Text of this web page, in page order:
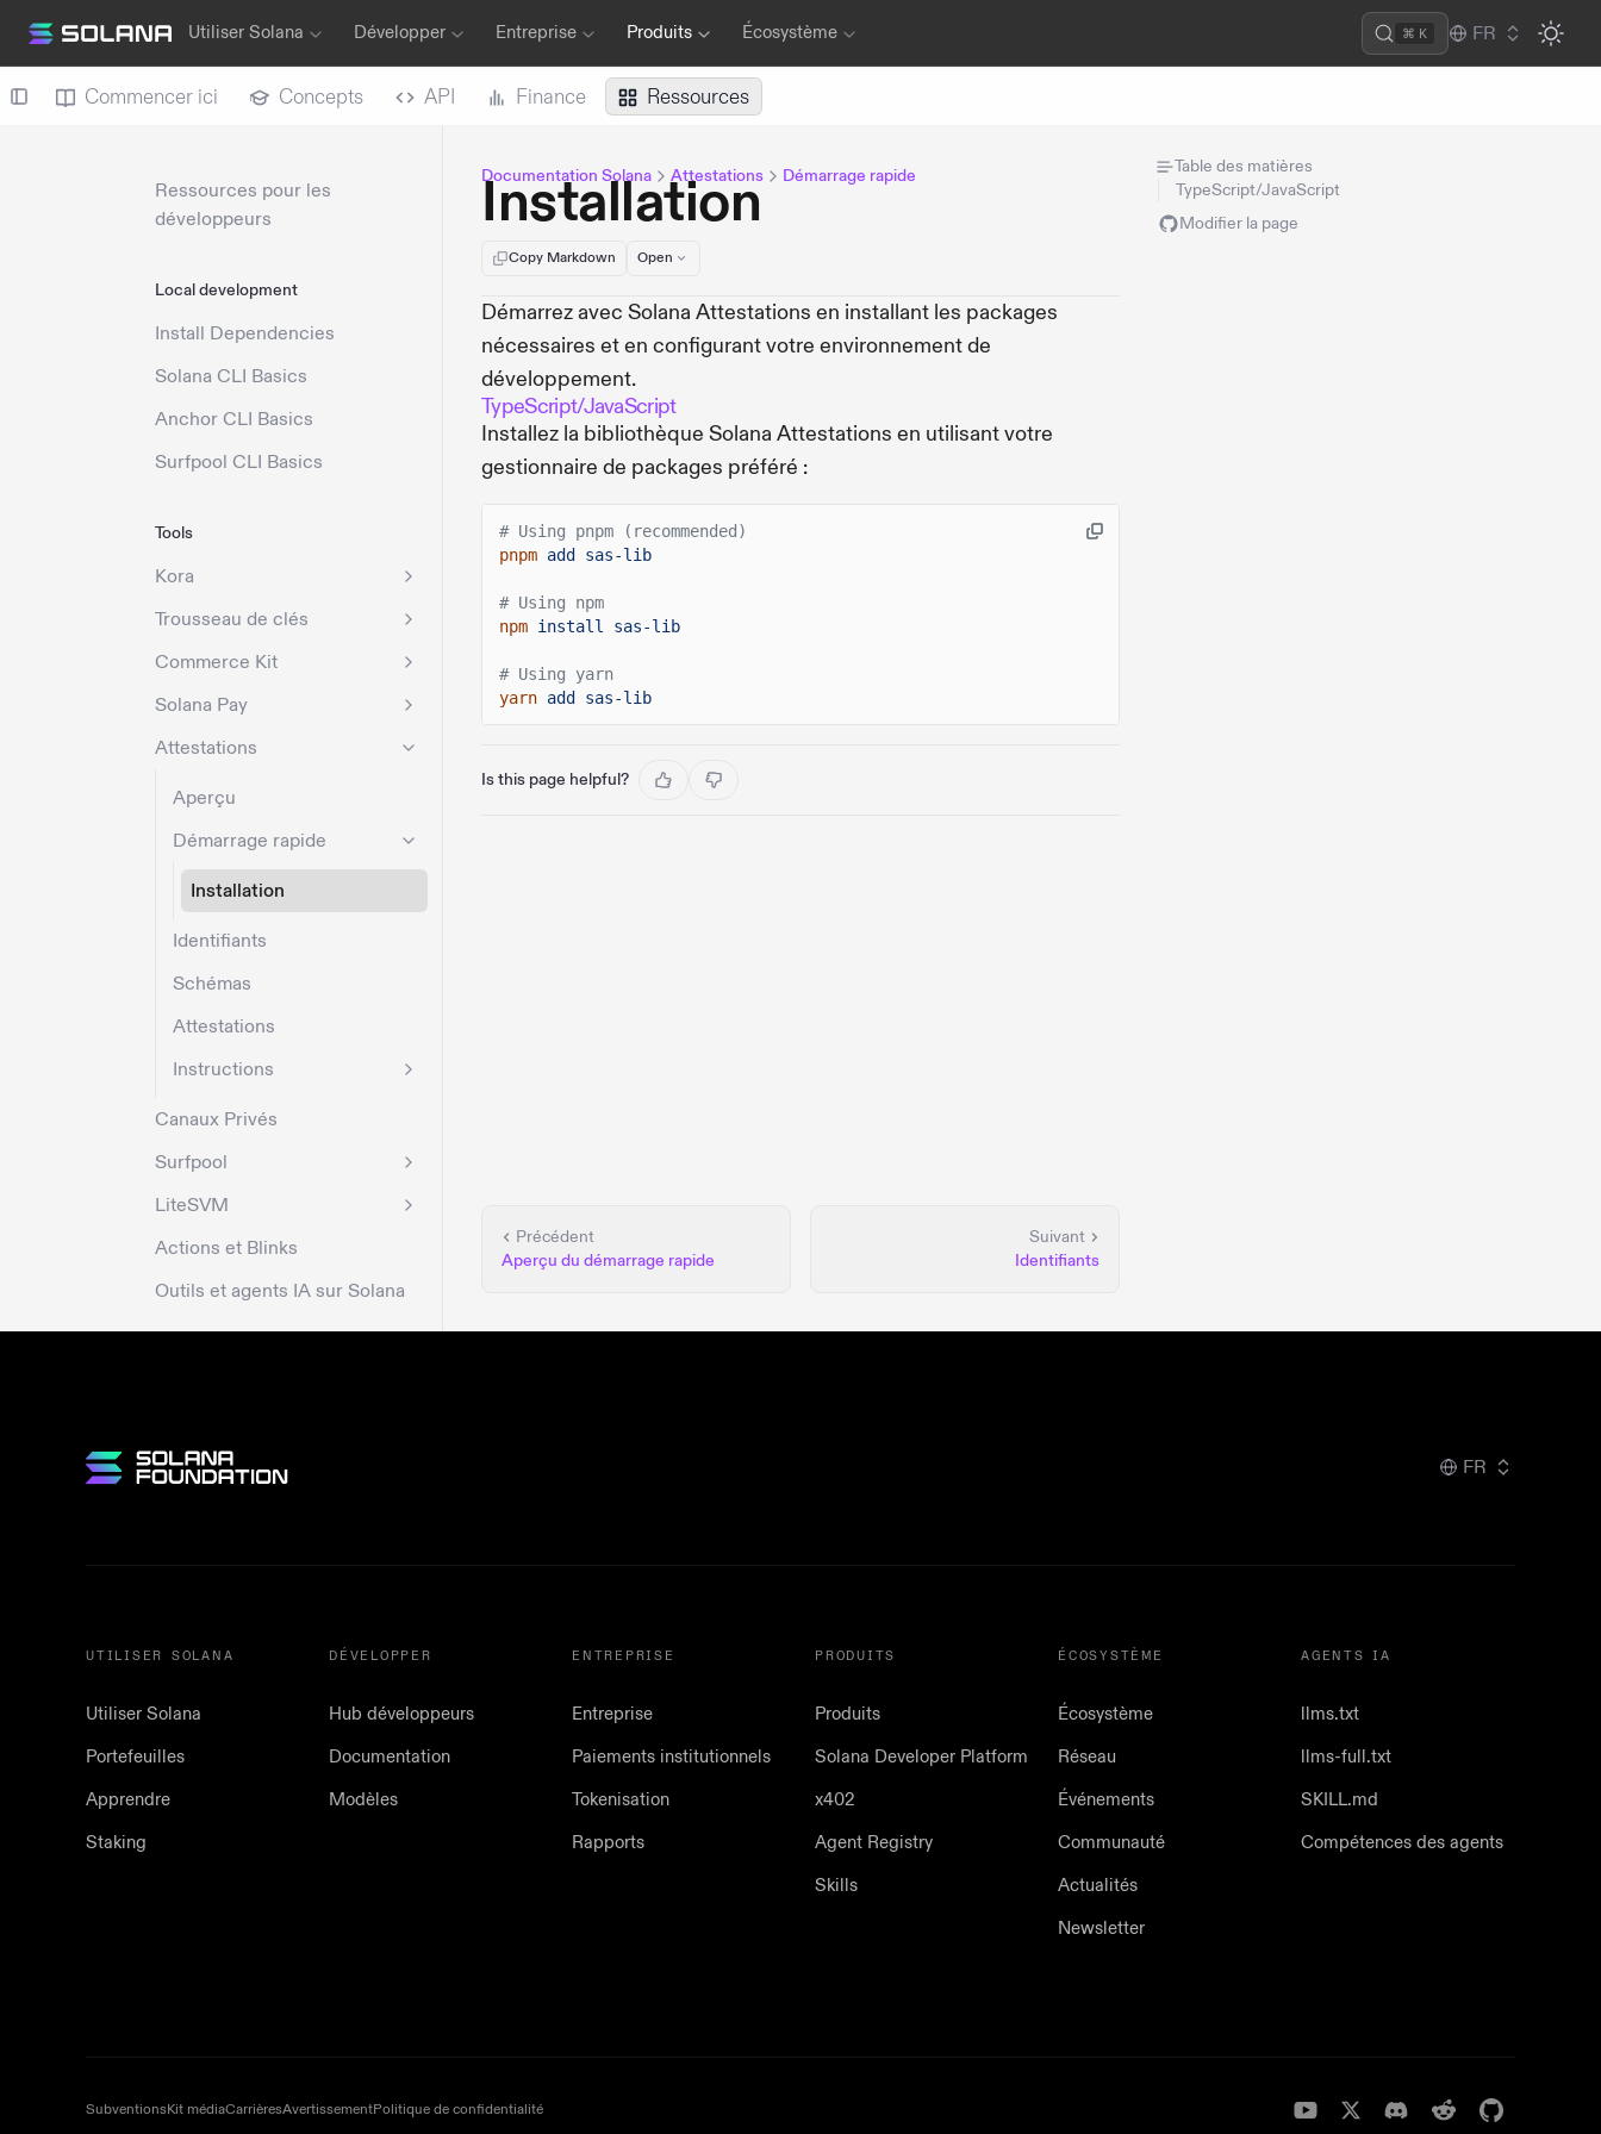
Utiliser Solana Développer Entreprise Produits Écosystème ⌘ K FR
Commencer ici Concepts API Finance Ressources
Ressources pour les
développeurs
Local development
Install Dependencies
Solana CLI Basics
Anchor CLI Basics
Surfpool CLI Basics
Tools
Kora
Trousseau de clés
Commerce Kit
Solana Pay
Attestations
Aperçu
Démarrage rapide
Installation
Identifiants
Schémas
Attestations
Instructions
Canaux Privés
Surfpool
LiteSVM
Actions et Blinks
Outils et agents IA sur Solana
Documentation Solana Attestations Démarrage rapide
Installation
Copy Markdown Open
Démarrez avec Solana Attestations en installant les packages
nécessaires et en configurant votre environnement de
développement.
TypeScript/JavaScript
Installez la bibliothèque Solana Attestations en utilisant votre
gestionnaire de packages préféré :
# Using pnpm (recommended)
pnpm add sas-lib
# Using npm
npm install sas-lib
# Using yarn
yarn add sas-lib
Is this page helpful?
Précédent
Aperçu du démarrage rapide
Suivant
Identifiants
Table des matières
TypeScript/JavaScript
Modifier la page
FR
UTILISER SOLANA
Utiliser Solana
Portefeuilles
Apprendre
Staking
DÉVELOPPER
Hub développeurs
Documentation
Modèles
ENTREPRISE
Entreprise
Paiements institutionnels
Tokenisation
Rapports
PRODUITS
Produits
Solana Developer Platform
x402
Agent Registry
Skills
ÉCOSYSTÈME
Écosystème
Réseau
Événements
Communauté
Actualités
Newsletter
AGENTS IA
llms.txt
llms-full.txt
SKILL.md
Compétences des agents
SubventionsKit médiaCarrièresAvertissementPolitique de confidentialité